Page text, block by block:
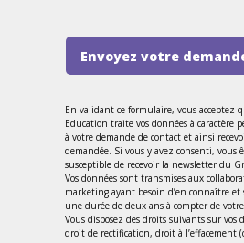
Envoyez votre
En validant ce formulaire, vous acceptez
Education traite vos données à caractère
à votre demande de contact et ainsi
demandée. Si vous y avez consenti, vous
susceptible de recevoir la newsletter du
Vos données sont transmises aux
marketing ayant besoin d’en connaître et
une durée de deux ans à compter de
Vous disposez des droits suivants sur vos
droit de rectification, droit à l’effacement